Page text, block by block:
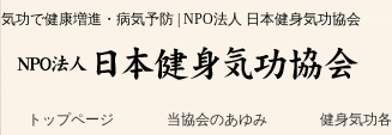
気功で健康増進・病気予防 | NPO法人 日本健身気功協会
トップページ 当協会のあゆみ 健身気功